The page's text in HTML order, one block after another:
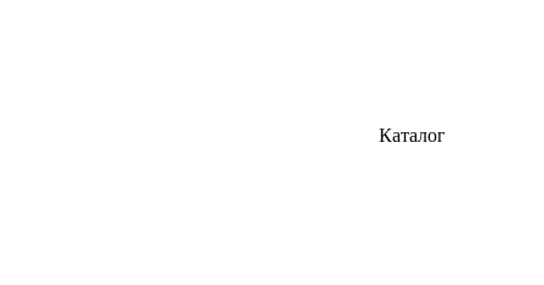
Каталог